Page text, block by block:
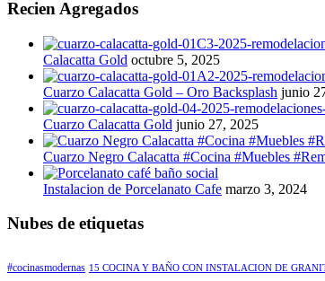
Recien Agregados
Calacatta Gold octubre 5, 2025
Cuarzo Calacatta Gold – Oro Backsplash junio
Cuarzo Calacatta Gold junio 27, 2025
Cuarzo Negro Calacatta #Cocina #Muebles
Instalacion de Porcelanato Cafe marzo 3, 2024
Nubes de etiquetas
#cocinasmodernas 15 COCINA Y BAÑO CON INSTALACION DE